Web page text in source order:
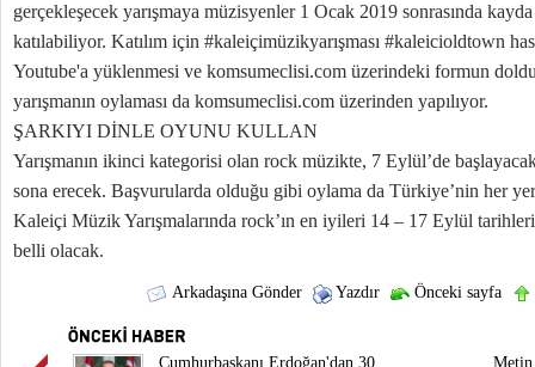
gerçekleşecek yarışmaya müzisyenler 1 Ocak 2019 sonrasında kayda
katılabiliyor. Katılım için #kaleiçimüzikyarışması #kaleicioldtown
Youtube'a yüklenmesi ve komsumeclisi.com üzerindeki formun
yarışmanın oylaması da komsumeclisi.com üzerinden yapılıyor.
ŞARKIYI DİNLE OYUNU KULLAN
Yarışmanın ikinci kategorisi olan rock müzikte, 7 Eylül’de
sona erecek. Başvurularda olduğu gibi oylama da Türkiye’nin her
Kaleiçi Müzik Yarışmalarında rock’ın en iyileri 14 – 17 Eylül
belli olacak.
Arkadaşına Gönder Yazdır Önceki sayfa
Cumhurbaşkanı Erdoğan'dan 30